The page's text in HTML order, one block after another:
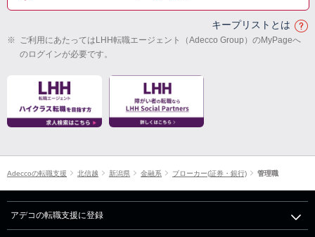
キープリストとは
※ ご利用にあたってはLHH転職エージェント（Adecco Group）のMyPageへ
のログインが必要です。
Adeccoの転職支援 北信越 新潟県 金融系 ブローカー(証券・銀行) 管理職
アデコの転職支援に登録